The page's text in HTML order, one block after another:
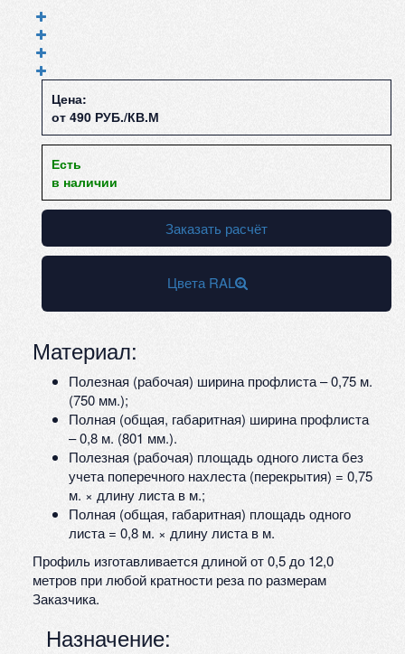
Цена:
от 490 РУБ./КВ.М
Есть
в наличии
Заказать расчёт
Цвета RAL
Материал:
Полезная (рабочая) ширина профлиста – 0,75 м.
(750 мм.);
Полная (общая, габаритная) ширина профлиста
– 0,8 м. (801 мм.).
Полезная (рабочая) площадь одного листа без
учета поперечного нахлеста (перекрытия) = 0,75
м. × длину листа в м.;
Полная (общая, габаритная) площадь одного
листа = 0,8 м. × длину листа в м.
Профиль изготавливается длиной от 0,5 до 12,0
метров при любой кратности реза по размерам
Заказчика.
Назначение: